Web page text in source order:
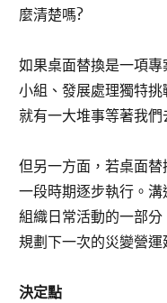
麼清楚嗎?
如果桌面替換是一項
小組、發展處理獨特
就有一大堆事等著我們
但另一方面，若桌面
一段時期逐步執行。
組織日常活動的一部
規劃下一次的災變營
決定點